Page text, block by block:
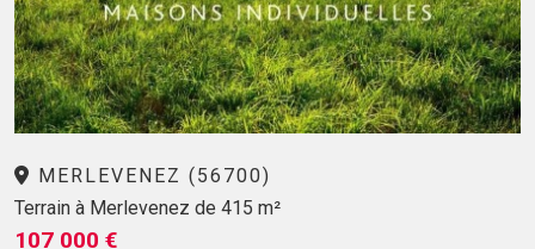
MERLEVENEZ (56700)
Terrain à Merlevenez de 415 m²
107 000 €